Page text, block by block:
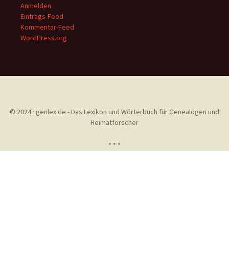
Anmelden
Eintrags-Feed
Kommentar-Feed
WordPress.org
© 2024 · genlex.de - Das Lexikon und Wörterbuch für Genealogen und
Heimatforscher
* * *